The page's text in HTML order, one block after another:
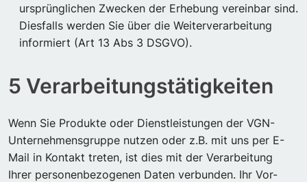
ursprünglichen Zwecken der Erhebung vereinbar sind.
Diesfalls werden Sie über die Weiterverarbeitung
informiert (Art 13 Abs 3 DSGVO).
5 Verarbeitungstätigkeiten
Wenn Sie Produkte oder Dienstleistungen der VGN-
Unternehmensgruppe nutzen oder z.B. mit uns per E-
Mail in Kontakt treten, ist dies mit der Verarbeitung
Ihrer personenbezogenen Daten verbunden. Ihr Vor-